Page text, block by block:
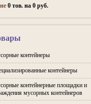
0 тов. на 0 руб.
контейнеры
контейнеры
контейнерные площадки и
мусорных контейнеров